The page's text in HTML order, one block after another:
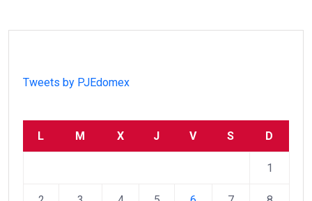
Tweets by PJEdomex
L M X J V S D
1